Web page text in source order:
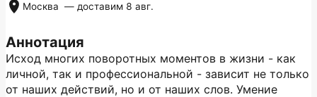
Аннотация
Исход многих поворотных моментов в жизни - как
личной, так и профессиональной - зависит не только
от наших действий, но и от наших слов. Умение
Москва — доставим 8 авг.